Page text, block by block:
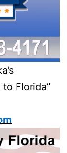
Florida”